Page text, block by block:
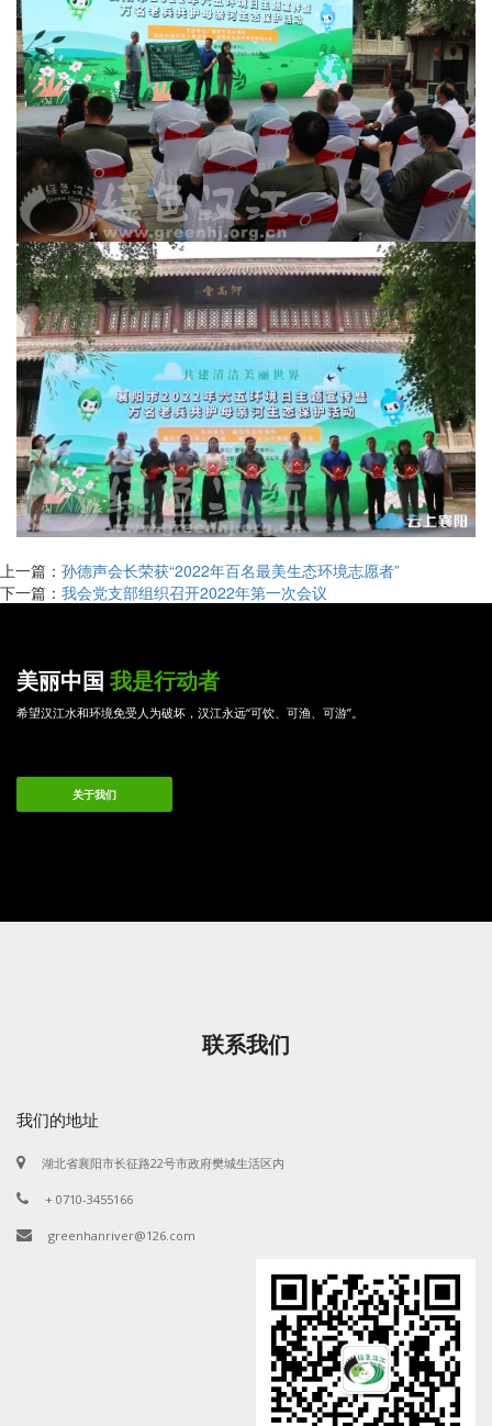
上一篇： 孙德声会长荣获“2022年百名最美生态环境志愿者”
下一篇： 我会党支部组织召开2022年第一次会议
美丽中国 我是行动者
希望汉江水和环境免受人为破坏，汉江永远“可饮、可渔、可游”。
关于我们
联系我们
我们的地址
湖北省襄阳市长征路22号市政府樊城生活区内
+ 0710-3455166
greenhanriver@126.com